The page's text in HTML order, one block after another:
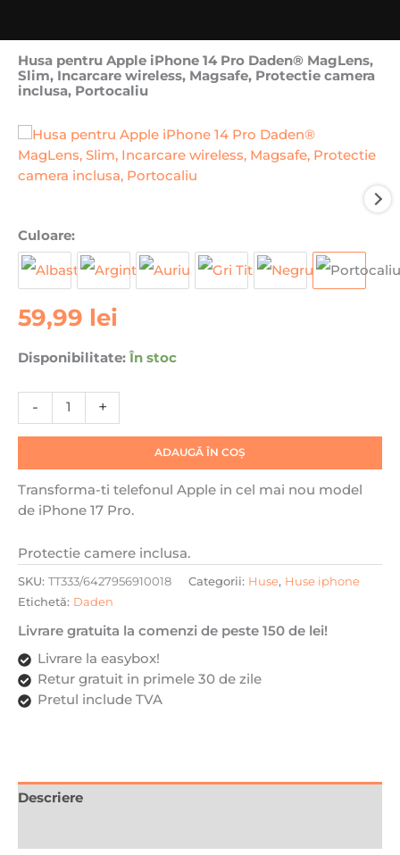
Husa pentru Apple iPhone 14 Pro Daden® MagLens,
Slim, Incarcare wireless, Magsafe, Protectie camera
inclusa, Portocaliu
Culoare:
59,99 lei
Disponibilitate: În stoc
-
Cantitate
Husa
pentru
iPhone
Pro
MagLens,
Slim,
Incarcare
Magsafe,
Protectie
Portocaliu
+
ADAUGĂ ÎN COȘ
Transforma-ti telefonul Apple in cel mai nou model
de iPhone 17 Pro.
Protectie camere inclusa.
SKU: TT333/6427956910018 Categorii: Huse, Huse iphone
Etichetă: Daden
Livrare gratuita la comenzi de peste 150 de lei!
Livrare la easybox!
Retur gratuit in primele 30 de zile
Pretul include TVA
Descriere